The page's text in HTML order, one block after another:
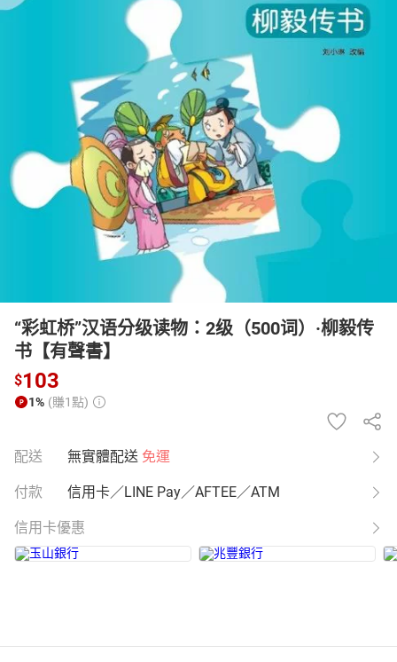
運動休閒 親子玩具
男裝 化妝保養
日本購物 電子/紙本書
HOT
“彩虹桥”汉语分级读物：2级（500词）·柳毅传
书【有聲書】
$103
1% (賺1點)
配送 無實體配送 免運
付款 信用卡／LINE Pay／AFTEE／ATM
信用卡優惠